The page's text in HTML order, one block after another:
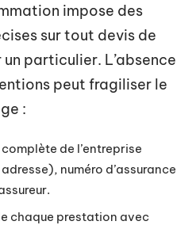
impose des
sur tout devis de
particulier. L’absence
peut fragiliser le
:
de l’entreprise
numéro d’assurance
chaque prestation avec